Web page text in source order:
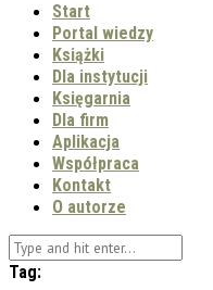
Start
Portal wiedzy
Książki
Dla instytucji
Księgarnia
Dla firm
Aplikacja
Współpraca
Kontakt
O autorze
Tag: